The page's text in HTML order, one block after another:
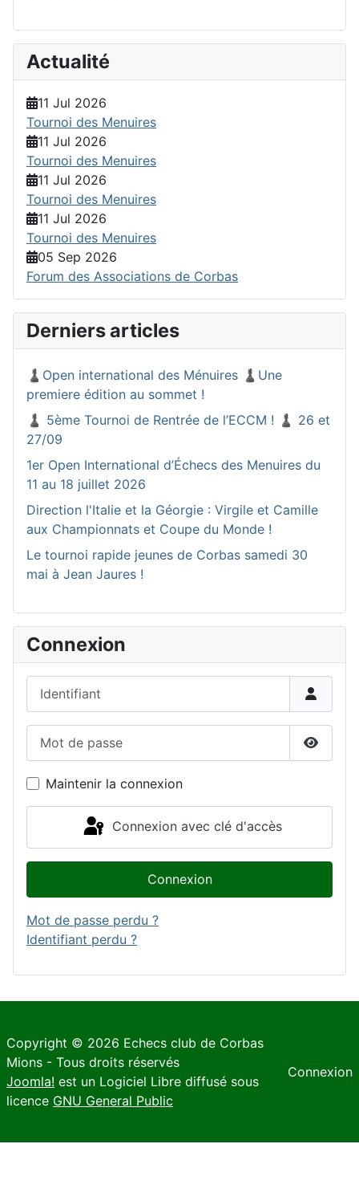
Actualité
11 Jul 2026
Tournoi des Menuires
11 Jul 2026
Tournoi des Menuires
11 Jul 2026
Tournoi des Menuires
11 Jul 2026
Tournoi des Menuires
05 Sep 2026
Forum des Associations de Corbas
Derniers articles
♟️Open international des Ménuires ♟️Une
premiere édition au sommet !
♟️ 5ème Tournoi de Rentrée de l’ECCM ! ♟️ 26 et
27/09
1er Open International d’Échecs des Menuires du
11 au 18 juillet 2026
Direction l'Italie et la Géorgie : Virgile et Camille
aux Championnats et Coupe du Monde !
Le tournoi rapide jeunes de Corbas samedi 30
mai à Jean Jaures !
Connexion
Maintenir la connexion
Connexion avec clé d'accès
Connexion
Mot de passe perdu ?
Identifiant perdu ?
Copyright © 2026 Echecs club de Corbas
Mions - Tous droits réservés
Joomla! est un Logiciel Libre diffusé sous
licence GNU General Public
Connexion